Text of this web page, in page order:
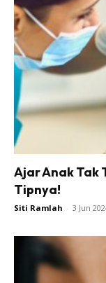
Ajar Anak Tak
Tipnya!
Siti Ramlah - 3 Jun